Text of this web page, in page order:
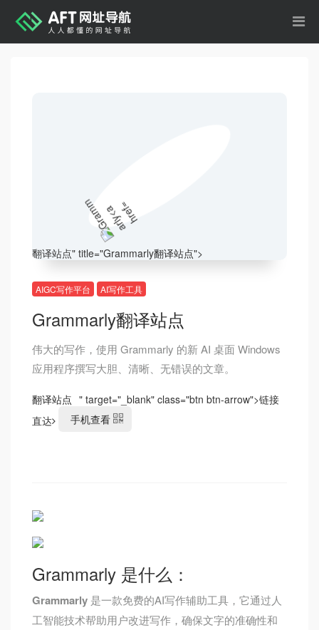
翻译站点" title="Grammarly翻译站点">
AIGC写作平台 AI写作工具
Grammarly翻译站点
伟大的写作，使用 Grammarly 的新 AI 桌面 Windows
应用程序撰写大胆、清晰、无错误的文章。
翻译站点 " target="_blank" class="btn btn-arrow">链接
直达
手机查看
Grammarly 是什么：
Grammarly 是一款免费的AI写作辅助工具，它通过人
工智能技术帮助用户改进写作，确保文字的准确性和